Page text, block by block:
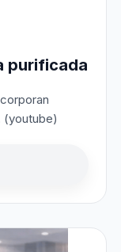
purificada
(youtube)